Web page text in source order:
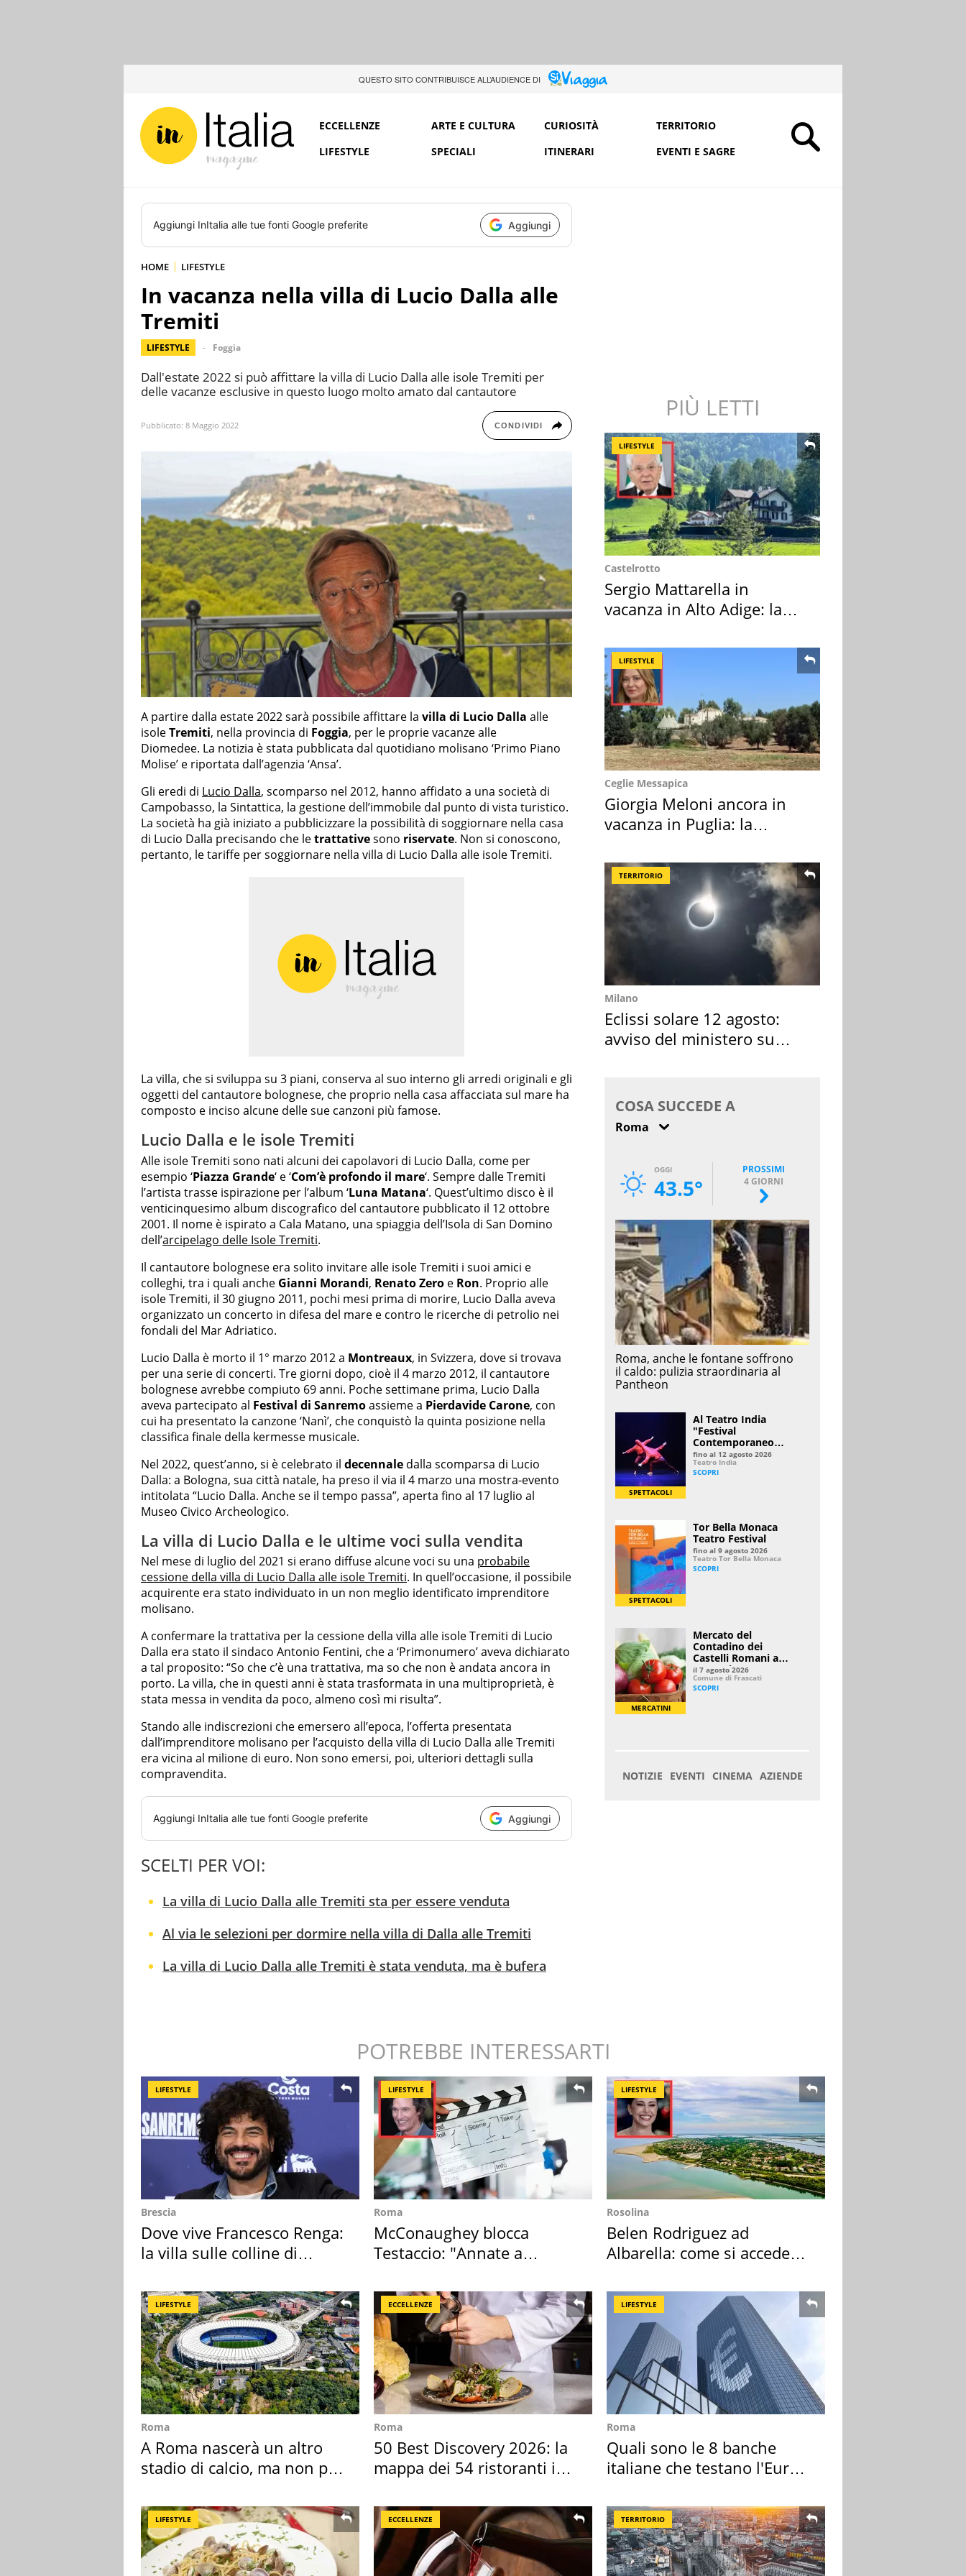
QUESTO SITO CONTRIBUISCE ALL’AUDIENCE DI
ECCELLENZE ARTE E CULTURA CURIOSITÀ
TERRITORIO
LIFESTYLE
SPECIALI ITINERARI EVENTI E SAGRE
Aggiungi InItalia alle tue fonti Google preferite Aggiungi
HOME LIFESTYLE
In vacanza nella villa di Lucio Dalla alle
Tremiti
LIFESTYLE Foggia
Dall'estate 2022 si può affittare la villa di Lucio Dalla alle isole Tremiti per
delle vacanze esclusive in questo luogo molto amato dal cantautore
Pubblicato: 8 Maggio 2022 CONDIVIDI
A partire dalla estate 2022 sarà possibile affittare la villa di Lucio Dalla alle
isoleTremiti, nella provincia di Foggia, per le proprie vacanze alle
Diomedee. La notizia è stata pubblicata dal quotidiano molisano ‘Primo Piano
Molise’ e riportata dall’agenzia ‘Ansa’.
Gli eredi di Lucio Dalla, scomparso nel 2012, hanno affidato a una società di
Campobasso, la Sintattica, la gestione dell’immobile dal punto di vista turistico.
La società ha già iniziato a pubblicizzare la possibilità di soggiornare nella casa
di Lucio Dalla precisando che letrattativesono riservate. Non si conoscono,
pertanto, le tariffe per soggiornare nella villa di Lucio Dalla alle isole Tremiti.
La villa, che si sviluppa su 3 piani, conserva al suo interno gli arredi originali e gli
oggetti del cantautore bolognese, che proprio nella casa affacciata sul mare ha
composto e inciso alcune delle sue canzoni più famose.
Lucio Dalla e le isole Tremiti
Alle isole Tremiti sono nati alcuni dei capolavori di Lucio Dalla, come per
esempio ‘Piazza Grande‘ e ‘Com’è profondo il mare‘. Sempre dalle Tremiti
l’artista trasse ispirazione per l’album ‘Luna Matana‘. Quest’ultimo disco è il
venticinquesimo album discografico del cantautore pubblicato il 12 ottobre
2001. Il nome è ispirato a Cala Matano, una spiaggia dell’Isola di San Domino
dell’arcipelago delle Isole Tremiti.
Il cantautore bolognese era solito invitare alle isole Tremiti i suoi amici e
colleghi, tra i quali anche Gianni Morandi, Renato Zero e Ron. Proprio alle
isole Tremiti, il 30 giugno 2011, pochi mesi prima di morire, Lucio Dalla aveva
organizzato un concerto in difesa del mare e contro le ricerche di petrolio nei
fondali del Mar Adriatico.
Lucio Dalla è morto il 1° marzo 2012 a Montreaux, in Svizzera, dove si trovava
per una serie di concerti. Tre giorni dopo, cioè il 4 marzo 2012, il cantautore
bolognese avrebbe compiuto 69 anni. Poche settimane prima, Lucio Dalla
aveva partecipato al Festival di Sanremoassieme a Pierdavide Carone, con
cui ha presentato la canzone ‘Nanì’, che conquistò la quinta posizione nella
classifica finale della kermesse musicale.
Nel 2022, quest’anno, si è celebrato il decennale dalla scomparsa di Lucio
Dalla: a Bologna, sua città natale, ha preso il via il 4 marzo una mostra-evento
intitolata “Lucio Dalla. Anche se il tempo passa”, aperta fino al 17 luglio al
Museo Civico Archeologico.
La villa di Lucio Dalla e le ultime voci sulla vendita
Nel mese di luglio del 2021 si erano diffuse alcune voci su una probabile
cessione della villa di Lucio Dalla alle isole Tremiti. In quell’occasione, il possibile
acquirente era stato individuato in un non meglio identificato imprenditore
molisano.
A confermare la trattativa per la cessione della villa alle isole Tremiti di Lucio
Dalla era stato il sindaco Antonio Fentini, che a ‘Primonumero’ aveva dichiarato
a tal proposito: “So che c’è una trattativa, ma so che non è andata ancora in
porto. La villa, che in questi anni è stata trasformata in una multiproprietà, è
stata messa in vendita da poco, almeno così mi risulta”.
Stando alle indiscrezioni che emersero all’epoca, l’offerta presentata
dall’imprenditore molisano per l’acquisto della villa di Lucio Dalla alle Tremiti
era vicina al milione di euro. Non sono emersi, poi, ulteriori dettagli sulla
compravendita.
Aggiungi InItalia alle tue fonti Google preferite Aggiungi
SCELTI PER VOI:
La villa di Lucio Dalla alle Tremiti sta per essere venduta
Al via le selezioni per dormire nella villa di Dalla alle Tremiti
La villa di Lucio Dalla alle Tremiti è stata venduta, ma è bufera
PIÙ LETTI
LIFESTYLE
Castelrotto
Sergio Mattarella in
vacanza in Alto Adige: la
LIFESTYLE
Ceglie Messapica
Giorgia Meloni ancora in
vacanza in Puglia: la
TERRITORIO
Milano
Eclissi solare 12 agosto:
avviso del ministero su
POTREBBE INTERESSARTI
LIFESTYLE
Brescia
Dove vive Francesco Renga:
la villa sulle colline di
LIFESTYLE
Roma
McConaughey blocca
Testaccio: "Annate a
LIFESTYLE
Rosolina
Belen Rodriguez ad
Albarella: come si accede
LIFESTYLE
Roma
A Roma nascerà un altro
stadio di calcio, ma non per
ECCELLENZE
Roma
50 Best Discovery 2026: la
mappa dei 54 ristoranti in
LIFESTYLE
Roma
Quali sono le 8 banche
italiane che testano l'Euro
LIFESTYLE ECCELLENZE TERRITORIO